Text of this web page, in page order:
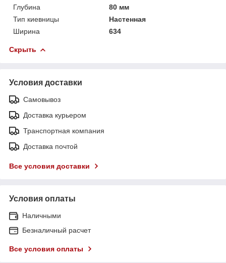
Глубина
80 мм
Тип киевницы
Настенная
Ширина
634
Скрыть
Условия доставки
Самовывоз
Доставка курьером
Транспортная компания
Доставка почтой
Все условия доставки
Условия оплаты
Наличными
Безналичный расчет
Все условия оплаты